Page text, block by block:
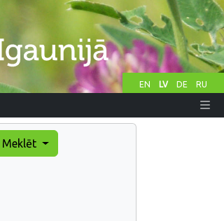
EN LV DE RU
Meklēt